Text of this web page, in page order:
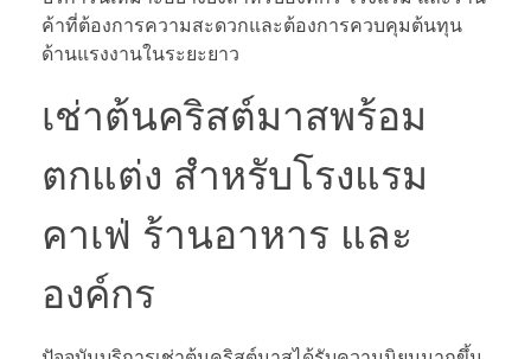
ค้าที่ต้องการความสะดวกและต้องการควบคุมต้นทุน
ด้านแรงงานในระยะยาว
เช่าต้นคริสต์มาสพร้อม
ตกแต่ง สำหรับโรงแรม
คาเฟ่ ร้านอาหาร และ
องค์กร